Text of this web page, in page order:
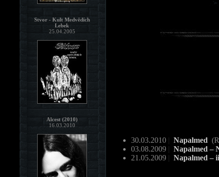
30.03.2010 | Napalmed
03.08.2009 | Napalmed –
21.05.2009 | Napalmed –
Stvor - Kult Medvědích
Lebek
25.04.2005
Alcest (2010)
16.03.2010